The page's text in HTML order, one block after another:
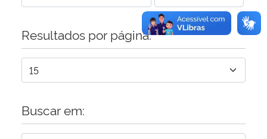
Resultados por página:
Buscar em: